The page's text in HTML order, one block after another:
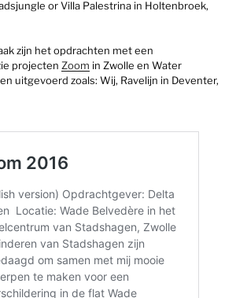
or Villa Palestrina in Holtenbroek,
zijn het opdrachten met een
projecten Zoom in Zwolle en Water
uitgevoerd zoals: Wij, Ravelijn in Deventer,